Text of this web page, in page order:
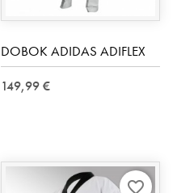
DOBOK ADIDAS ADIFLEX
149,99 €
favorite_border